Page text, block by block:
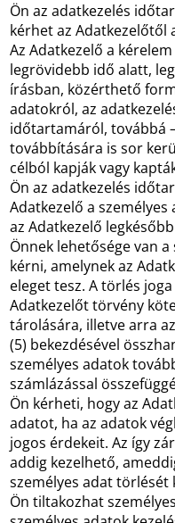
Ön az adatkezelés
kérhet az Adatkezelőtől
Az Adatkezelő a
legrövidebb idő alatt,
írásban, közérthető
adatokról, az
időtartamáról, továbbá
továbbítására is sor
célból kapják vagy
Ön az adatkezelés
Adatkezelő a
az Adatkezelő
Önnek lehetősége van
kérni, amelynek az
eleget tesz. A törlés
Adatkezelőt törvény
tárolására, illetve arra
(5) bekezdésével
személyes adatok
számlázással
Ön kérheti, hogy az
adatot, ha az adatok
jogos érdekeit. Az így
addig kezelhető,
személyes adat törlését
Ön tiltakozhat